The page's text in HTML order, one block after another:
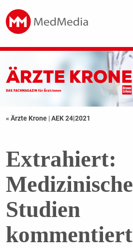
« Ärzte Krone |AEK 24|2021
Extrahiert:
Medizinische
Studien
kommentiert